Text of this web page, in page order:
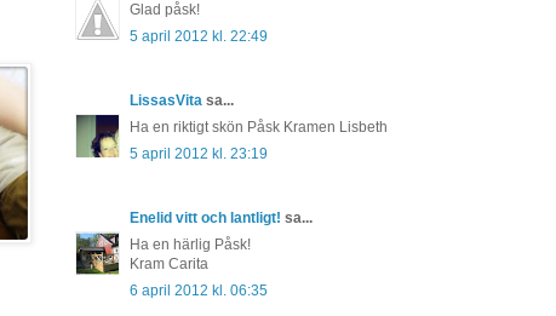
Glad påsk!
5 april 2012 kl. 22:49
LissasVita sa...
Ha en riktigt skön Påsk Kramen Lisbeth
5 april 2012 kl. 23:19
Enelid vitt och lantligt! sa...
Ha en härlig Påsk!
Kram Carita
6 april 2012 kl. 06:35